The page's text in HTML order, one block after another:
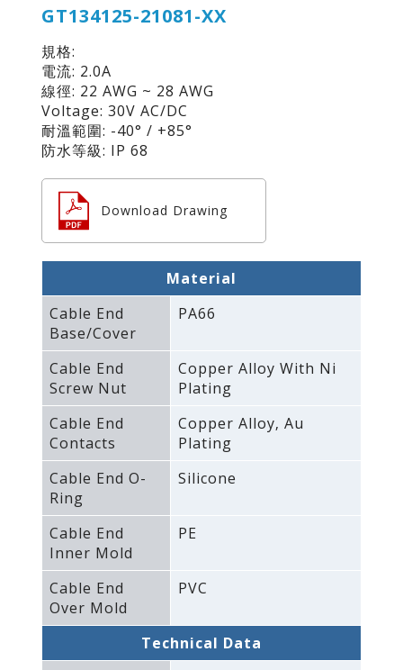
GT134125-21081-XX
規格:
電流: 2.0A
線徑: 22 AWG ~ 28 AWG
Voltage: 30V AC/DC
耐溫範圍: -40° / +85°
防水等級: IP 68
Download Drawing
Material
Cable End
Base/Cover
PA66
Cable End
Screw Nut
Copper Alloy With Ni
Plating
Cable End
Contacts
Copper Alloy‚ Au
Plating
Cable End O-
Ring
Silicone
Cable End
Inner Mold
PE
Cable End
Over Mold
PVC
Technical Data